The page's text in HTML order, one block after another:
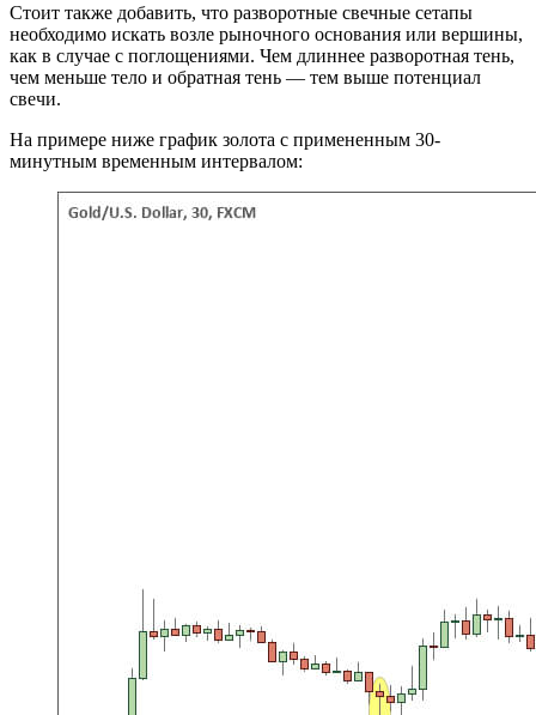
Стоит также добавить, что разворотные свечные сетапы
необходимо искать возле рыночного основания или вершины,
как в случае с поглощениями. Чем длиннее разворотная тень,
чем меньше тело и обратная тень — тем выше потенциал
свечи.
На примере ниже график золота с примененным 30-
минутным временным интервалом: